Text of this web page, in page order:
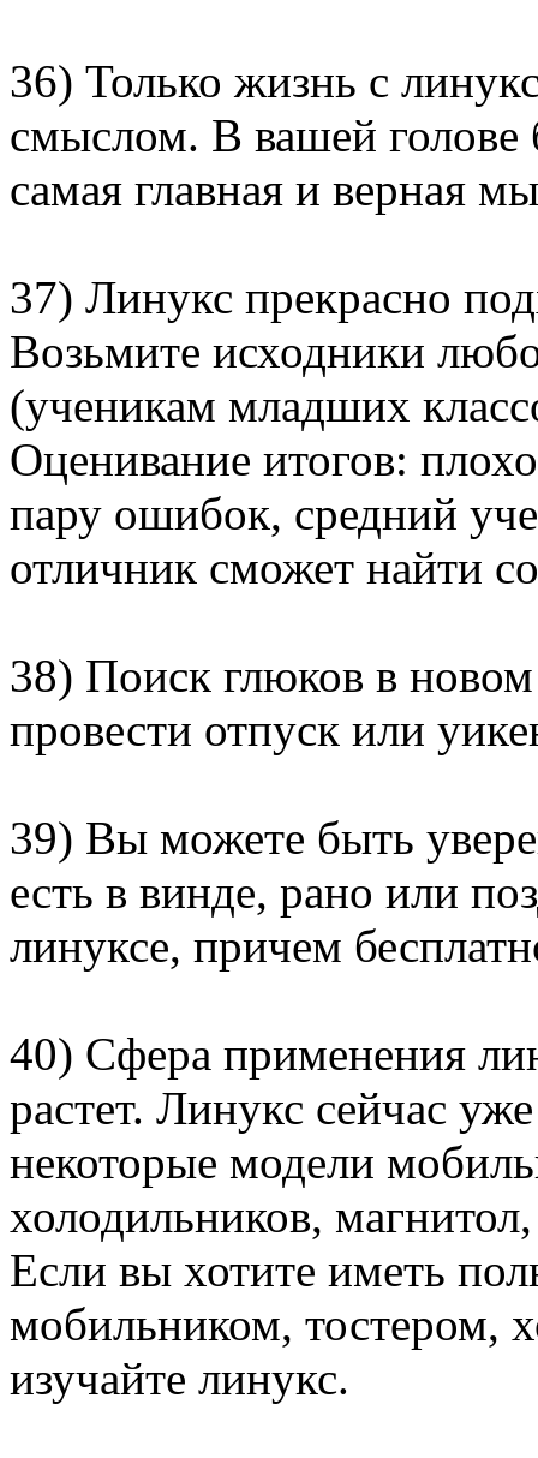
36) Только жизнь с
смыслом. В вашей голове
самая главная и верная
37) Линукс прекрасно
Возьмите исходники
(ученикам младших
Оценивание итогов:
пару ошибок, средний
отличник сможет найти
38) Поиск глюков в
провести отпуск или
39) Вы можете быть
есть в винде, рано или
линуксе, причем
40) Сфера применения
растет. Линукс сейчас
некоторые модели
холодильников,
Если вы хотите иметь
мобильником, тостером,
изучайте линукс.